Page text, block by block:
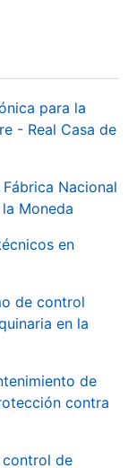
para la
- Real Casa de
Nacional
Moneda
en
de control
en la
de
contra
control de